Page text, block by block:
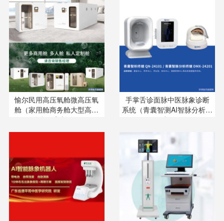
愉尔民用高压氧舱微高压氧
舱（家用舱商务舱大型高原
舱私人定制舱）
手掌舌诊面脉中医脉象诊断
系统（青囊智测AI智脉分析终
端）